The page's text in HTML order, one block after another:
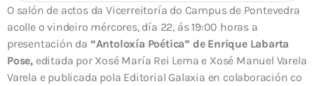
O salón de actos da Vicerreitoría do Campus de Pontevedra
acolle o vindeiro mércores, día 22, ás 19:00 horas a
presentación da “Antoloxía Poética” de Enrique Labarta
Pose, editada por Xosé María Rei Lema e Xosé Manuel Varela
Varela e publicada pola Editorial Galaxia en colaboración co